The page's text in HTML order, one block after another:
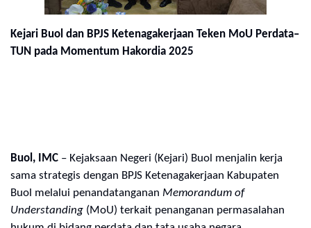
Kejari Buol dan BPJS Ketenagakerjaan Teken MoU Perdata–
TUN pada Momentum Hakordia 2025
Buol, IMC – Kejaksaan Negeri (Kejari) Buol menjalin kerja
sama strategis dengan BPJS Ketenagakerjaan Kabupaten
Buol melalui penandatanganan Memorandum of
Understanding (MoU) terkait penanganan permasalahan